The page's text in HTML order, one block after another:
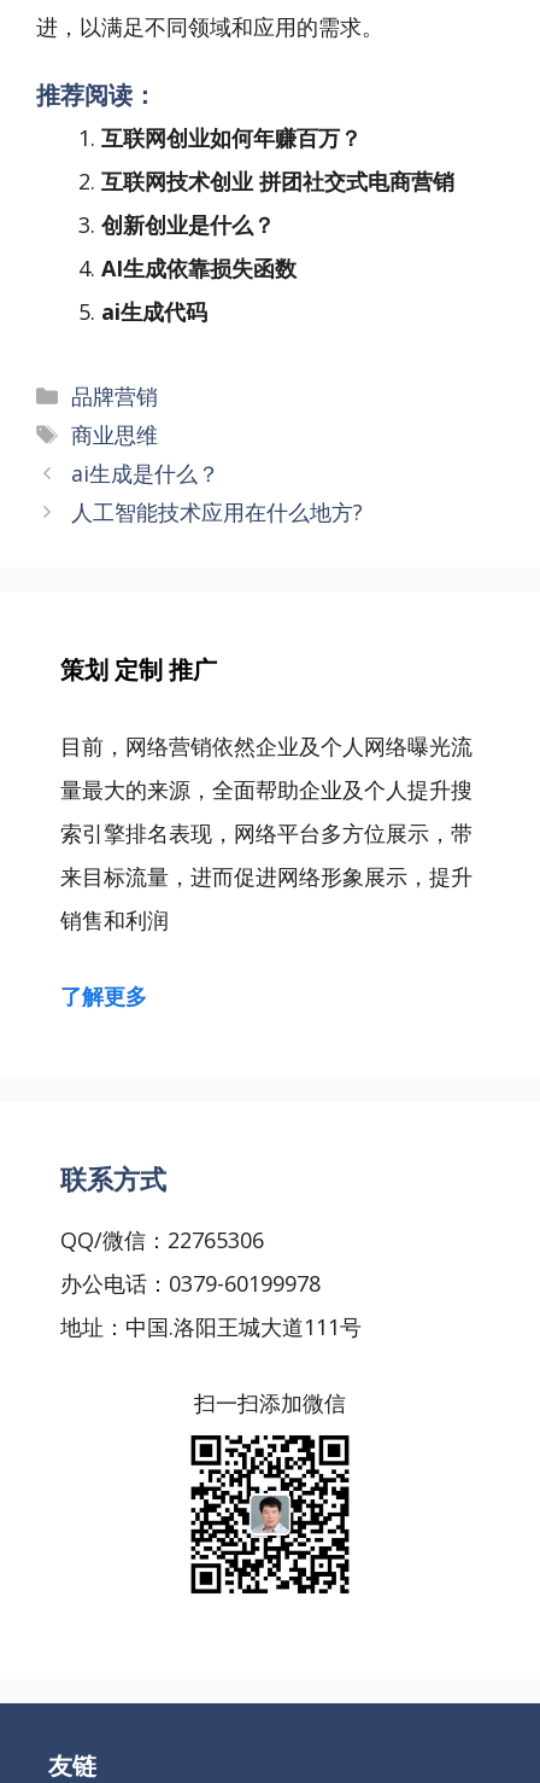
进，以满足不同领域和应用的需求。
推荐阅读：
互联网创业如何年赚百万？
互联网技术创业 拼团社交式电商营销
创新创业是什么？
AI生成依靠损失函数
ai生成代码
分
类
品牌营销
标
签
商业思维
文
章
ai生成是什么？
人工智能技术应用在什么地方?
策划 定制 推广
目前，网络营销依然企业及个人网络曝光流
量最大的来源，全面帮助企业及个人提升搜
索引擎排名表现，网络平台多方位展示，带
来目标流量，进而促进网络形象展示，提升
销售和利润
了解更多
联系方式
QQ/微信：22765306
办公电话：0379-60199978
地址：中国.洛阳王城大道111号
扫一扫添加微信
友链